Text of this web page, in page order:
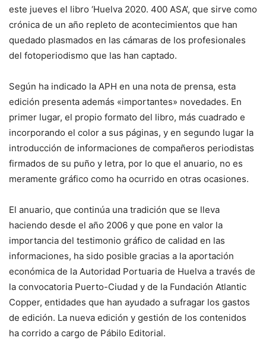
este jueves el libro ‘Huelva 2020. 400 ASA’, que sirve como
crónica de un año repleto de acontecimientos que han
quedado plasmados en las cámaras de los profesionales
del fotoperiodismo que las han captado.
Según ha indicado la APH en una nota de prensa, esta
edición presenta además «importantes» novedades. En
primer lugar, el propio formato del libro, más cuadrado e
incorporando el color a sus páginas, y en segundo lugar la
introducción de informaciones de compañeros periodistas
firmados de su puño y letra, por lo que el anuario, no es
meramente gráfico como ha ocurrido en otras ocasiones.
El anuario, que continúa una tradición que se lleva
haciendo desde el año 2006 y que pone en valor la
importancia del testimonio gráfico de calidad en las
informaciones, ha sido posible gracias a la aportación
económica de la Autoridad Portuaria de Huelva a través de
la convocatoria Puerto-Ciudad y de la Fundación Atlantic
Copper, entidades que han ayudado a sufragar los gastos
de edición. La nueva edición y gestión de los contenidos
ha corrido a cargo de Pábilo Editorial.